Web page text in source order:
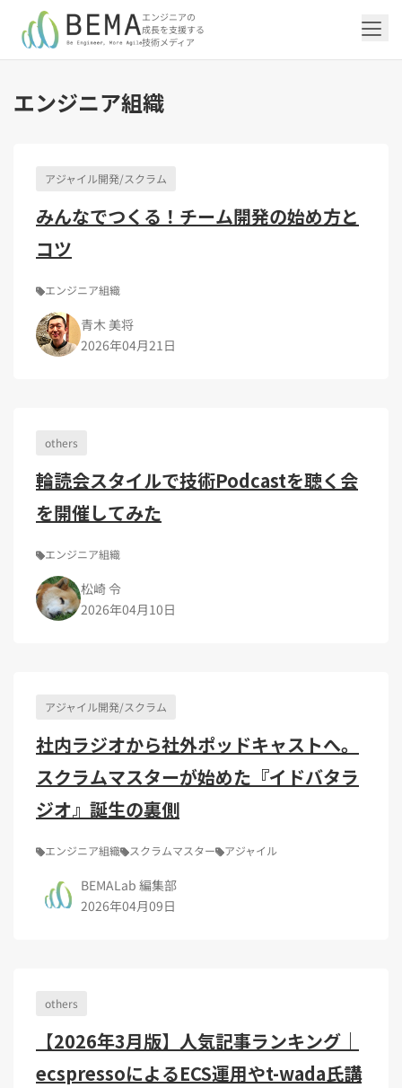
エンジニアの
成長を支援する
技術メディア
「アジャイル開発/スクラム」の記事一覧を
「アジャイル開発/スクラム」のタグ一覧
スクラムマスター（19）
レトロスペクティブ（6）
「DevOps/クラウド」の記事一覧を見る
AWS（20）
CI/CD（9）
Terraform（6）
インフラストラクチャ（5）
CodeCommit（2）
Ansible（2）
DevSecOps（1）
Platform Engineering（1）
「AI」の記事一覧を見る
生成AI（13）
AIエージェント（4）
NotebookLM（3）
「バックエンド」の記事一覧を見る
Oracle APEX（5）
Python（4）
API（2）
Ruby（2）
「Flutter/モバイル」の記事一覧を見る
Flutter（38）
Dart（6）
Swift（2）
アプリ開発（1）
「Jamstack/フロントエンド」の記事一覧
「Jamstack/フロントエンド」のタグ一覧
Jamstack（10）
microCMS（7）
JavaScript（4）
Puppeteer（1）
React（1）
「others」の記事一覧を見る
エンジニア組織（48）
イベント（42）
アドベントカレンダー2024（25）
若手エンジニア（12）
トラブルシューティング（12）
キャリア（8）
内製化（7）
マネジメント（6）
エンジニア組織
アジャイル開発/スクラム
みんなでつくる！チーム開発の始め方と
コツ
エンジニア組織
青木 美将
2026年04月21日
others
輪読会スタイルで技術Podcastを聴く会
を開催してみた
エンジニア組織
松崎 令
2026年04月10日
アジャイル開発/スクラム
社内ラジオから社外ポッドキャストへ。
スクラムマスターが始めた『イドバタラ
ジオ』誕生の裏側
エンジニア組織 スクラムマスター アジャイル
BEMALab 編集部
2026年04月09日
others
【2026年3月版】人気記事ランキング｜
ecspressoによるECS運用やt-wada氏講